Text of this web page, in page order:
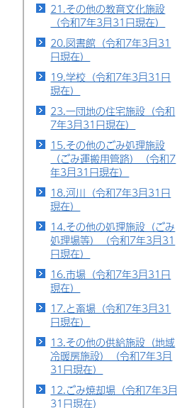
21.その他の教育文化施設
（令和7年3月31日現在）
20.図書館（令和7年3月31
日現在）
19.学校（令和7年3月31日
現在）
23.一団地の住宅施設（令和
7年3月31日現在）
15.その他のごみ処理施設
（ごみ運搬用管路）（令和7
年3月31日現在）
18.河川（令和7年3月31日
現在）
14.その他の処理施設（ごみ
処理場等）（令和7年3月31
日現在）
16.市場（令和7年3月31日
現在）
17.と畜場（令和7年3月31
日現在）
13.その他の供給施設（地域
冷暖房施設）（令和7年3月
31日現在）
12.ごみ焼却場（令和7年3月
31日現在）